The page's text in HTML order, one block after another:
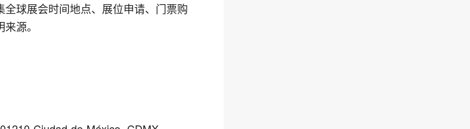
球展会时间地点、展位申请、门票购
源。